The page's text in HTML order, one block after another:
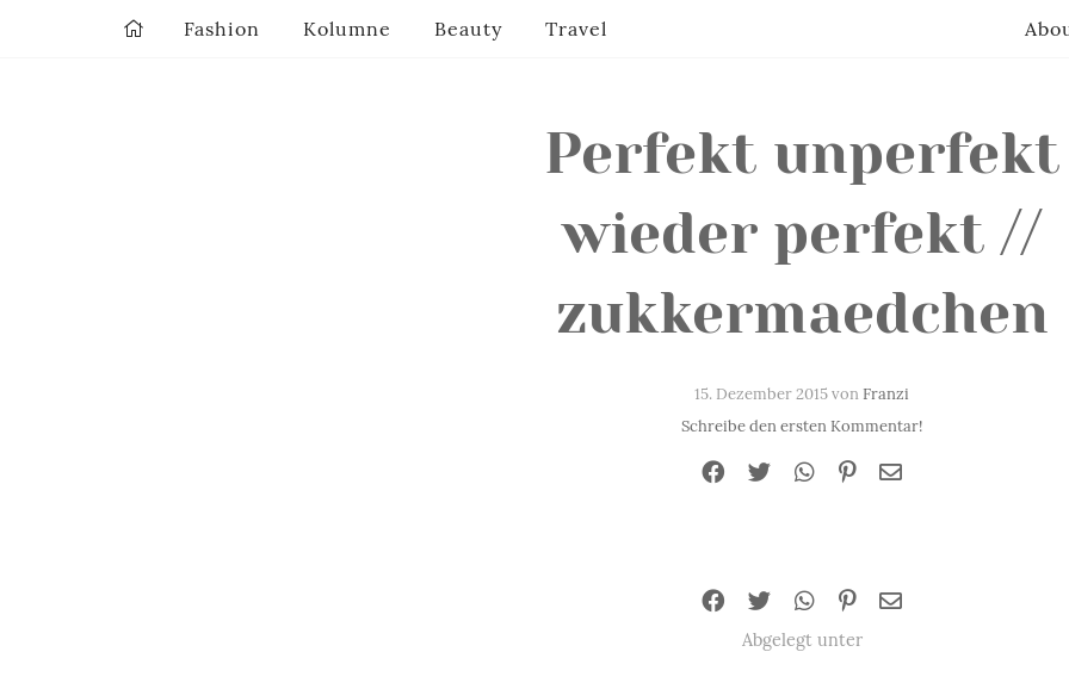
Perfekt unperfekt
wieder perfekt //
zukkermaedchen
15. Dezember 2015 vonFranzi
Schreibe den ersten Kommentar!
Abgelegt unter
Fashion Kolumne Beauty Travel